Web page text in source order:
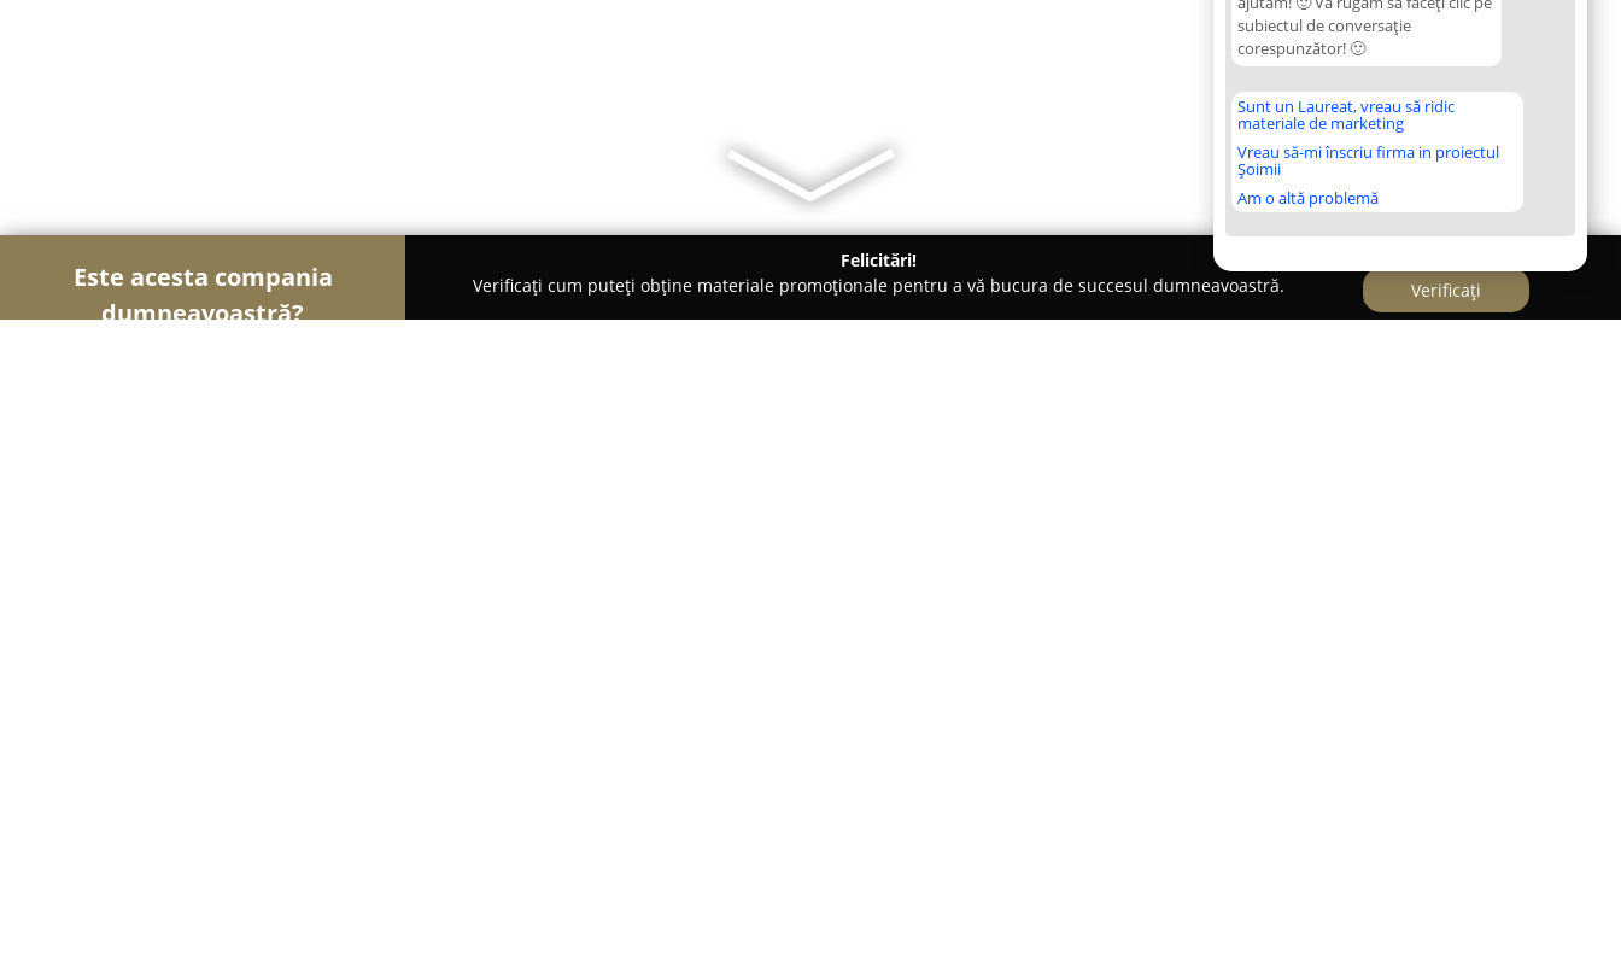
subiectul de conversație
corespunzător! 🙂
Sunt un Laureat, vreau să ridic
materiale de marketing
Vreau să-mi înscriu firma in proiectul
Șoimii
Am o altă problemă
Este acesta compania
dumneavoastră?
Felicitări!
Verificați cum puteți obține materiale promoționale pentru a vă bucura de succesul dumneavoastră.
Verificați